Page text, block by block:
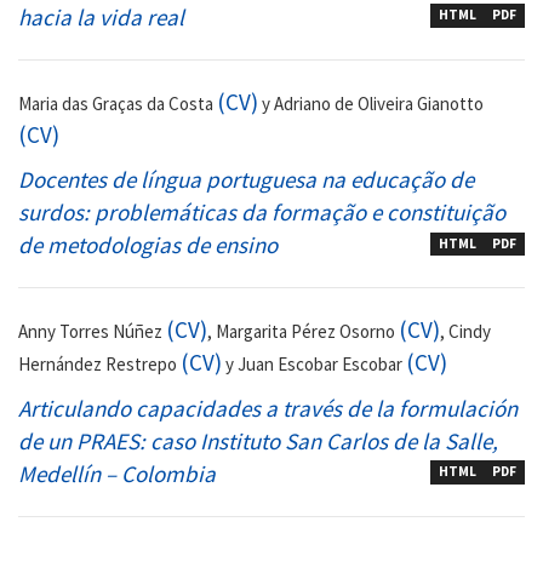
hacia la vida real
PDF
HTML
Maria das Graças da Costa (CV) y Adriano de Oliveira Gianotto
(CV)
Docentes de língua portuguesa na educação de
surdos: problemáticas da formação e constituição
de metodologias de ensino
PDF
HTML
Anny Torres Núñez (CV), Margarita Pérez Osorno (CV), Cindy
Hernández Restrepo (CV) y Juan Escobar Escobar (CV)
Articulando capacidades a través de la formulación
de un PRAES: caso Instituto San Carlos de la Salle,
Medellín – Colombia
PDF
HTML